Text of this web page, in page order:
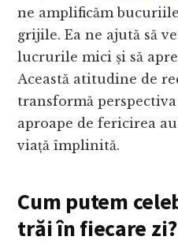
ne amplificăm
grijile. Ea ne ajută să
lucrurile mici și să
Această atitudine de
transformă
aproape de fericirea
viață împlinită.
Cum putem
trăi în fiecare zi?